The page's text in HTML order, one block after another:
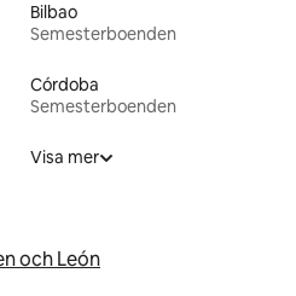
Bilbao
Semesterboenden
Córdoba
Semesterboenden
Visa mer
och León